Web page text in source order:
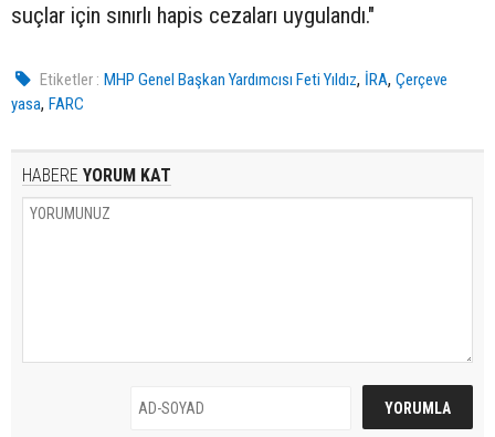
suçlar için sınırlı hapis cezaları uygulandı."
Etiketler : MHP Genel Başkan Yardımcısı Feti Yıldız, İRA,Çerçeve
yasa, FARC
HABERE YORUM KAT